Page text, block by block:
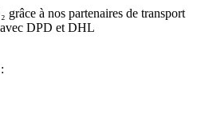
grâce à nos partenaires de transport
DPD et DHL